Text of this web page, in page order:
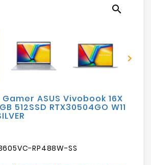
search

ASUS Vivobook 16X
512SSD RTX30504GO W11
RP488W-SS